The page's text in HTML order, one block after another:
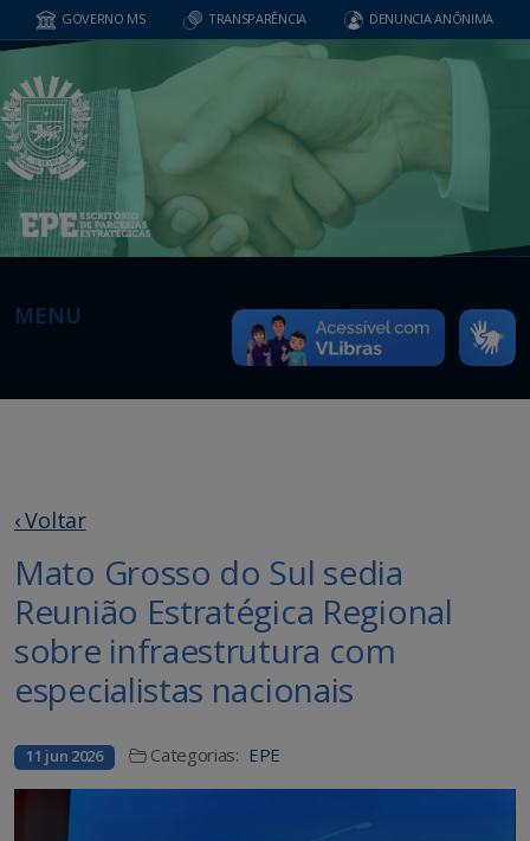
GOVERNO MS TRANSPARÊNCIA DENUNCIA ANÔNIMA
MENU
‹ Voltar
Mato Grosso do Sul sedia
Reunião Estratégica Regional
sobre infraestrutura com
especialistas nacionais
11 jun 2026 Categorias: EPE